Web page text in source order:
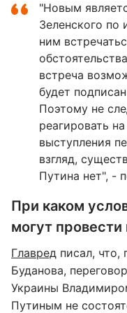
"Новым
Зеленского по
ним
встреча
будет
Поэтому не
реагировать
выступления
взгляд,
Путина нет", -
При каком
могут
Главред писал,
Буданова,
Украины
Путиным не